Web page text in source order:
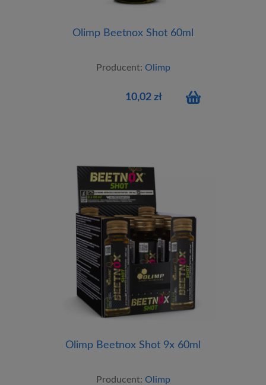
Olimp Beetnox Shot 60ml
Producent: Olimp
10,02 zł
Olimp Beetnox Shot 9x 60ml
Producent: Olimp